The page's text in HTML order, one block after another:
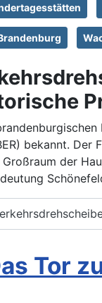
bekannt.
der
Tor